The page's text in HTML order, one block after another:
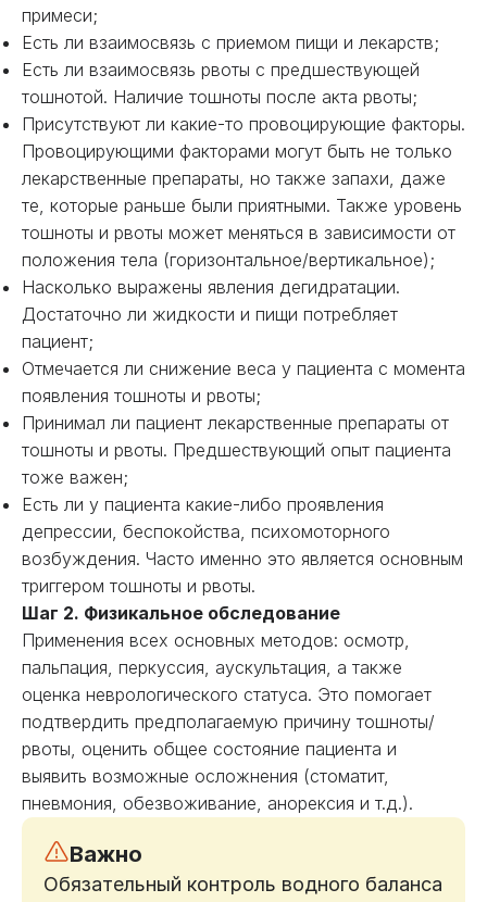
примеси;
Есть ли взаимосвязь с приемом пищи и лекарств;
Есть ли взаимосвязь рвоты с предшествующей
тошнотой. Наличие тошноты после акта рвоты;
Присутствуют ли какие-то провоцирующие факторы.
Провоцирующими факторами могут быть не только
лекарственные препараты, но также запахи, даже
те, которые раньше были приятными. Также уровень
тошноты и рвоты может меняться в зависимости от
положения тела (горизонтальное/вертикальное);
Насколько выражены явления дегидратации.
Достаточно ли жидкости и пищи потребляет
пациент;
Отмечается ли снижение веса у пациента с момента
появления тошноты и рвоты;
Принимал ли пациент лекарственные препараты от
тошноты и рвоты. Предшествующий опыт пациента
тоже важен;
Есть ли у пациента какие-либо проявления
депрессии, беспокойства, психомоторного
возбуждения. Часто именно это является основным
триггером тошноты и рвоты.
Шаг 2. Физикальное обследование
Применения всех основных методов: осмотр,
пальпация, перкуссия, аускультация, а также
оценка неврологического статуса. Это помогает
подтвердить предполагаемую причину тошноты/
рвоты, оценить общее состояние пациента и
выявить возможные осложнения (стоматит,
пневмония, обезвоживание, анорексия и т.д.).
Важно
Обязательный контроль водного баланса